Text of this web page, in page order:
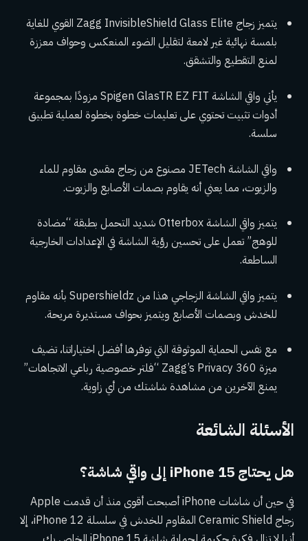
يتميز زجاج Zagg InvisibleShield Glass Elite القوي للغاية
بلمسة نهائية غير لامعة لتقليل الضوء المنعكس وحواف معززة
لمنع التقطيع والتشقق.
يأتي واقي الشاشة Spigen GlasTR EZ FIT مزودًا بمجموعة
أدوات تثبيت تحتوي على تعليمات خطوة بخطوة لعملية تطبيق
سلسة.
واقي الشاشة JETech مصنوع من زجاج مقسى مقاوم للماء
والزيوت، مما يعني أنه يقاوم بصمات الأصابع والزيوت.
يتميز واقي الشاشة Otterbox شديد التحمل بطبقة “مضادة
للوهج” تعمل على تحسين رؤية الشاشة في الإعدادات الخارجية
الساطعة.
يتميز واقي الشاشة الزجاجي هذا من Supershieldz بأنه مقاوم
للخدش وبصمات الأصابع ويتميز بحواف مستديرة مريحة.
مع نفس الحماية الموثوقة التي توفرها أفضل اختياراتنا، تضيف
ميزة Zagg’s Privacy 360 “فلتر خصوصية رباعي الاتجاهات”
يمنع الآخرين من مشاهدة شاشتك من أي زاوية.
الأسئلة الشائعة
هل يحتاج iPhone 15 إلى واقي شاشة؟
في حين أن شاشات iPhone أصبحت أقوى منذ أن قدمت Apple
زجاج Ceramic Shield المقاوم للخدش في سلسلة iPhone 12، إلا